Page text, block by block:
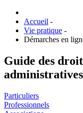
Accueil -
Vie pratique -
Démarches en
Guide des
administratives
Particuliers
Professionnels